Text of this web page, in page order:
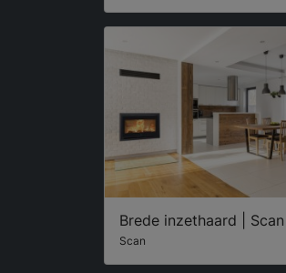
Brede inzethaard | Scan
Scan